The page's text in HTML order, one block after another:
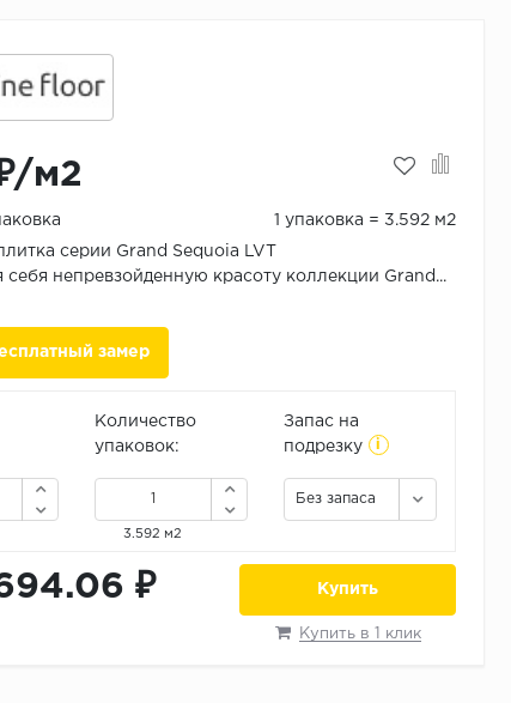
м2
1 упаковка = 3.592 м2
серии Grand Sequoia LVT
себя непревзойденную красоту коллекции Grand...
замер
Количество
упаковок:
3.592 м2
Запас на
подрезку
i
Без запаса
₽ Купить
Купить в 1 клик